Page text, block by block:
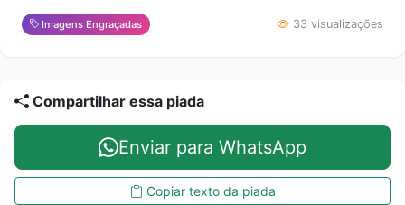
Imagens Engraçadas 33 visualizações
Compartilhar essa piada
Enviar para WhatsApp
Copiar texto da piada